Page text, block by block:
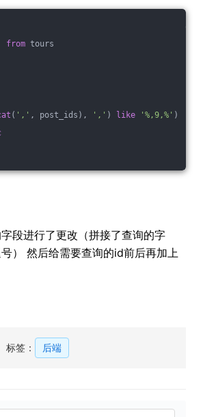
from tours
( ',' , post_ids), ',' ) like '%,9,%' )
段进行了更改（拼接了查询的字
） 然后给需要查询的id前后再加上
标签： 后端